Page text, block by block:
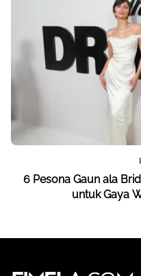
6 Pesona Gaun ala
untuk Gaya